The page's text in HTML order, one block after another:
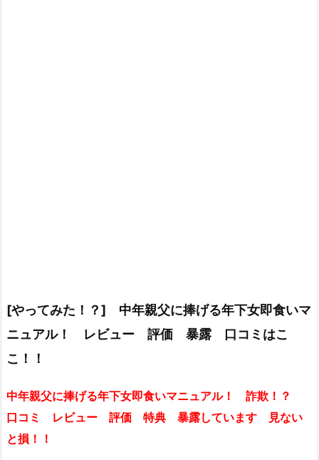
[やってみた！？] 中年親父に捧げる年下女即食いマ
ニュアル！ レビュー 評価 暴露 口コミはこ
こ！！
中年親父に捧げる年下女即食いマニュアル！ 詐欺！？
口コミ レビュー 評価 特典 暴露しています 見ない
と損！！